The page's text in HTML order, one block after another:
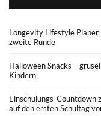
Longevity Lifestyle
zweite Runde
Halloween Snacks –
Kindern
Einschulungs-Countdown
auf den ersten Schultag